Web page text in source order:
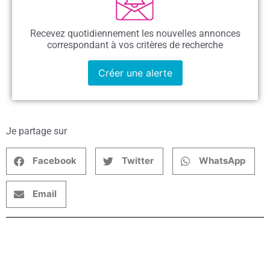
Recevez quotidiennement les nouvelles annonces
correspondant à vos critères de recherche
Créer une alerte
Je partage sur
Facebook Twitter WhatsApp
Email